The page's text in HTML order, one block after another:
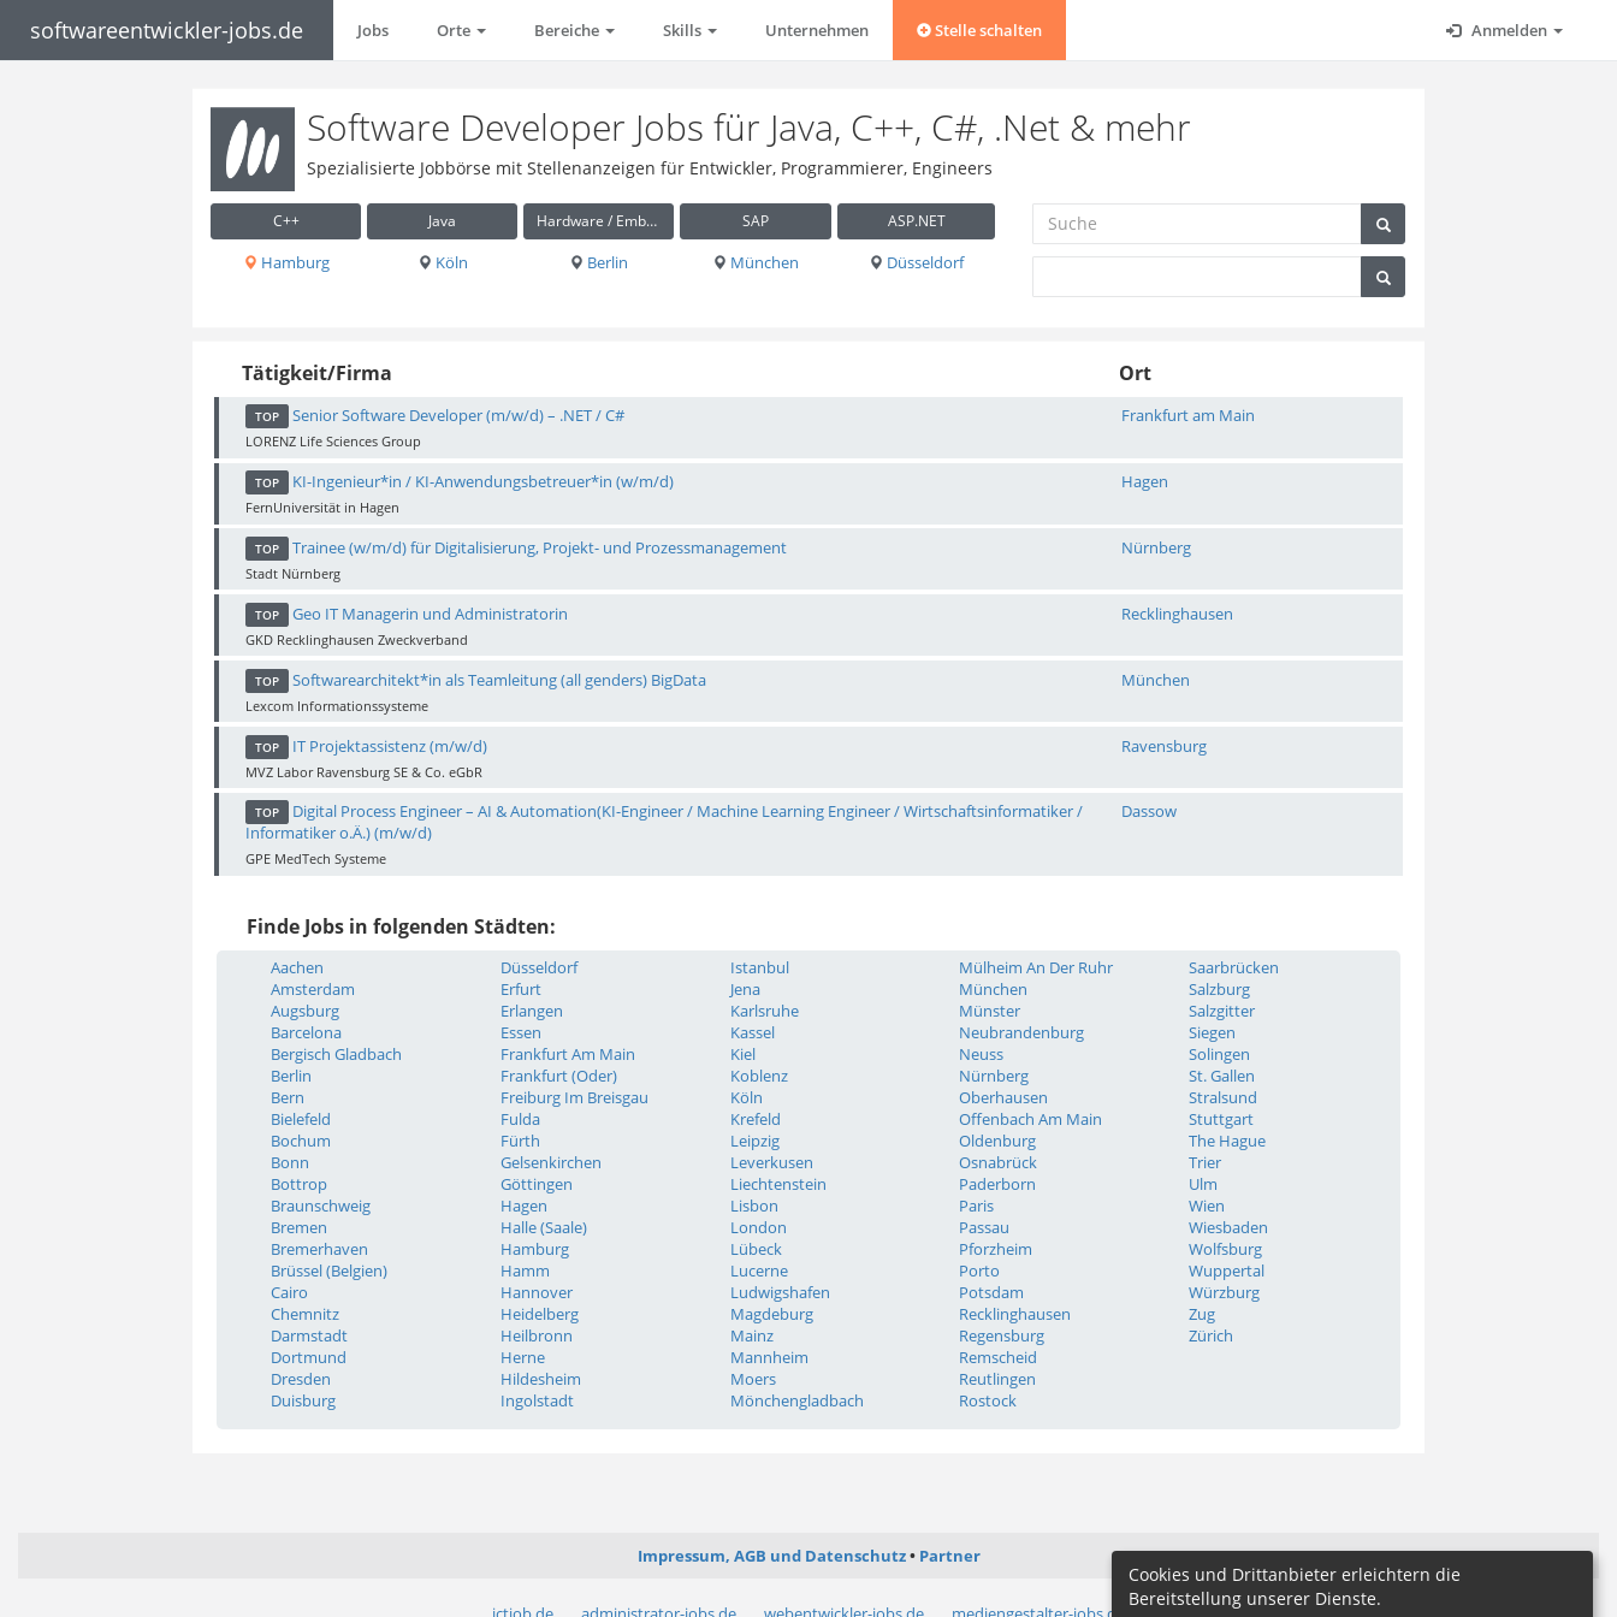
softwareentwickler-jobs.de Jobs Orte Bereiche Skills Unternehmen Stelle schalten Anmelden
Software Developer Jobs für Java, C++, C#, .Net & mehr
Spezialisierte Jobbörse mit Stellenanzeigen für Entwickler, Programmierer, Engineers
C++ Java Hardware / Embedded SAP ASP.NET
Hamburg Köln Berlin München Düsseldorf
Tätigkeit/Firma Ort
TOP Senior Software Developer (m/w/d) – .NET / C#
LORENZ Life Sciences Group
Frankfurt am Main
TOP KI-Ingenieur*in / KI-Anwendungsbetreuer*in (w/m/d)
FernUniversität in Hagen
Hagen
TOP Trainee (w/m/d) für Digitalisierung, Projekt- und Prozessmanagement
Stadt Nürnberg
Nürnberg
TOP Geo IT Managerin und Administratorin
GKD Recklinghausen Zweckverband
Recklinghausen
TOP Softwarearchitekt*in als Teamleitung (all genders) BigData
Lexcom Informationssysteme
München
TOP IT Projektassistenz (m/w/d)
MVZ Labor Ravensburg SE & Co. eGbR
Ravensburg
TOP
Digital Process Engineer – AI & Automation(KI-Engineer / Machine Learning Engineer / Wirtschaftsinformatiker /
Informatiker o.Ä.) (m/w/d)
GPE MedTech Systeme
Dassow
Finde Jobs in folgenden Städten:
Aachen
Amsterdam
Augsburg
Barcelona
Bergisch Gladbach
Berlin
Bern
Bielefeld
Bochum
Bonn
Bottrop
Braunschweig
Bremen
Bremerhaven
Brüssel (Belgien)
Cairo
Chemnitz
Darmstadt
Dortmund
Dresden
Duisburg
Düsseldorf
Erfurt
Erlangen
Essen
Frankfurt Am Main
Frankfurt (Oder)
Freiburg Im Breisgau
Fulda
Fürth
Gelsenkirchen
Göttingen
Hagen
Halle (Saale)
Hamburg
Hamm
Hannover
Heidelberg
Heilbronn
Herne
Hildesheim
Ingolstadt
Istanbul
Jena
Karlsruhe
Kassel
Kiel
Koblenz
Köln
Krefeld
Leipzig
Leverkusen
Liechtenstein
Lisbon
London
Lübeck
Lucerne
Ludwigshafen
Magdeburg
Mainz
Mannheim
Moers
Mönchengladbach
Mülheim An Der Ruhr
München
Münster
Neubrandenburg
Neuss
Nürnberg
Oberhausen
Offenbach Am Main
Oldenburg
Osnabrück
Paderborn
Paris
Passau
Pforzheim
Porto
Potsdam
Recklinghausen
Regensburg
Remscheid
Reutlingen
Rostock
Saarbrücken
Salzburg
Salzgitter
Siegen
Solingen
St. Gallen
Stralsund
Stuttgart
The Hague
Trier
Ulm
Wien
Wiesbaden
Wolfsburg
Wuppertal
Würzburg
Zug
Zürich
Impressum, AGB und Datenschutz Partner
Cookies und Drittanbieter erleichtern die
Bereitstellung unserer Dienste.